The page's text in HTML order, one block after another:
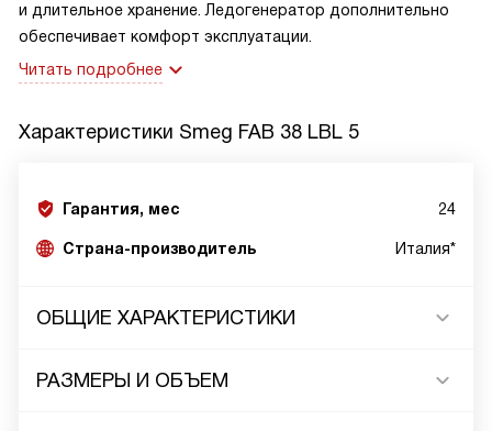
и длительное хранение. Ледогенератор дополнительно
обеспечивает комфорт эксплуатации.
Читать подробнее
Характеристики Smeg FAB 38 LBL 5
Гарантия, мес 24
Страна-производитель Италия*
ОБЩИЕ ХАРАКТЕРИСТИКИ
РАЗМЕРЫ И ОБЪЕМ